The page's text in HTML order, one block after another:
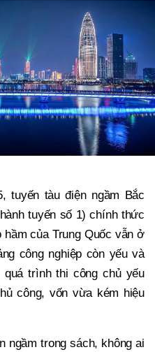
tuyến tàu điện ngầm Bắc
tuyến số 1) chính thức
của Trung Quốc vẫn ở
công nghiệp còn yếu và
trình thi công chủ yếu
công, vốn vừa kém hiệu
ngầm trong sách, không ai